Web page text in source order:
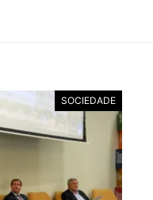
SOCIEDADE